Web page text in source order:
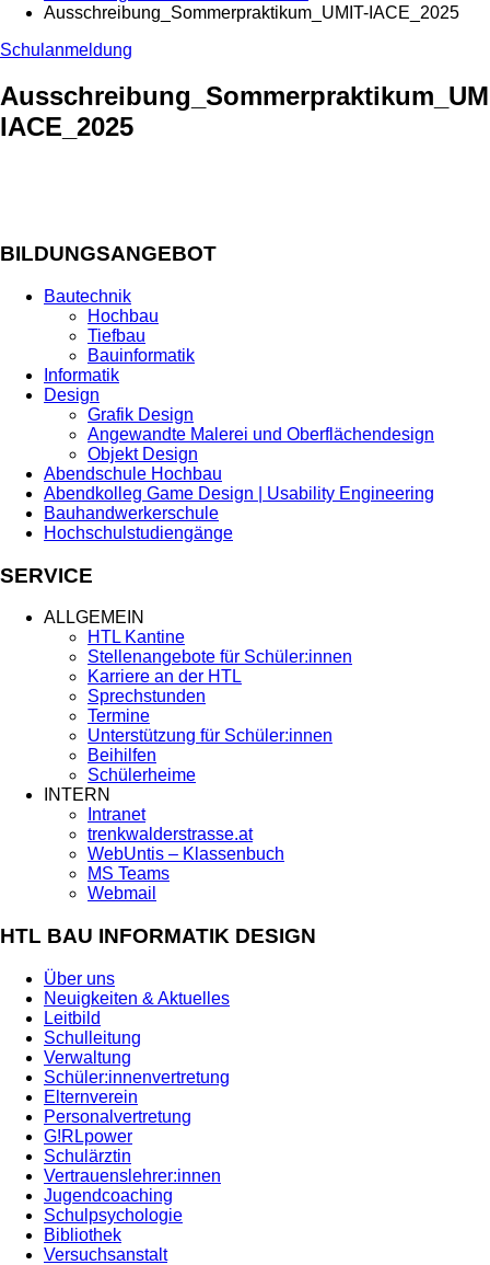
Ausschreibung_Sommerpraktikum_UMIT-IACE_2025
Schulanmeldung
IACE_2025
BILDUNGSANGEBOT
Bautechnik
Hochbau
Tiefbau
Bauinformatik
Informatik
Design
Grafik Design
Angewandte Malerei und Oberflächendesign
Objekt Design
Abendschule Hochbau
Abendkolleg Game Design | Usability Engineering
Bauhandwerkerschule
Hochschulstudiengänge
SERVICE
ALLGEMEIN
HTL Kantine
Stellenangebote für Schüler:innen
Karriere an der HTL
Sprechstunden
Termine
Unterstützung für Schüler:innen
Beihilfen
Schülerheime
INTERN
Intranet
trenkwalderstrasse.at
WebUntis – Klassenbuch
MS Teams
Webmail
HTL BAU INFORMATIK DESIGN
Über uns
Neuigkeiten & Aktuelles
Leitbild
Schulleitung
Verwaltung
Schüler:innenvertretung
Elternverein
Personalvertretung
G!RLpower
Schulärztin
Vertrauenslehrer:innen
Jugendcoaching
Schulpsychologie
Bibliothek
Versuchsanstalt